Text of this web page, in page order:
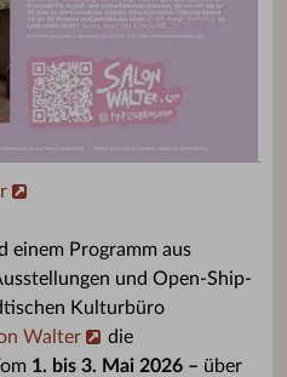
einem Programm aus
und Open-Ship-
Kulturbüro
Walter
die
1. bis 3. Mai 2026 – über